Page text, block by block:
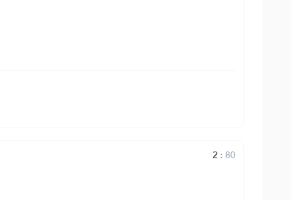
2 : 80